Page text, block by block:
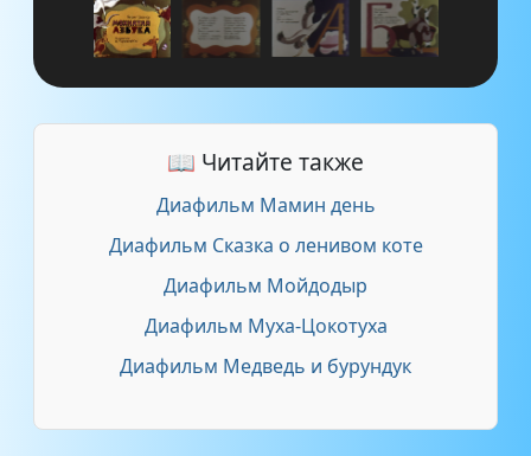
📖 Читайте также
Диафильм Мамин день
Диафильм Сказка о ленивом коте
Диафильм Мойдодыр
Диафильм Муха-Цокотуха
Диафильм Медведь и бурундук